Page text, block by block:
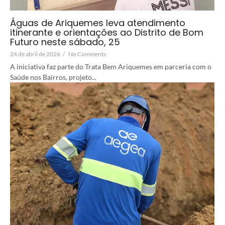
Águas de Ariquemes leva atendimento
itinerante e orientações ao Distrito de Bom
Futuro neste sábado, 25
24 de abril de 2026 / No Comments
A iniciativa faz parte do Trata Bem Ariquemes em parceria com o
Saúde nos Bairros, projeto...